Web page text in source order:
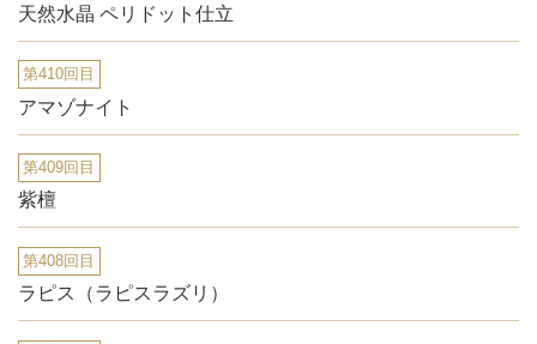
天然水晶 ペリドット仕立
第410回目
アマゾナイト
第409回目
紫檀
第408回目
ラピス（ラピスラズリ）